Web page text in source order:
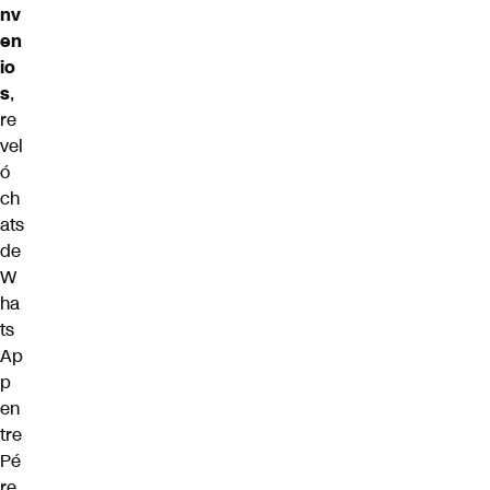
nv
en
io
s,
re
vel
ó
ch
ats
de
W
ha
ts
Ap
p
en
tre
Pé